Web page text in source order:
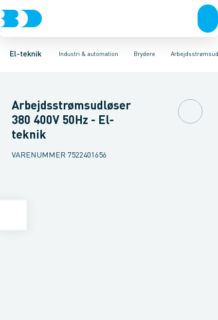
El-teknik Industri & automation
Afbrydere, stikkontakter & lampeudtagForgreningsmateriel
Brydere
Industristiksystemer Frekvensomformere og softstartere
Motorbetjening for effektafbryder Ombygningssæt til
Arbejdsstrømsudløser
380 400V 50Hz - El-
teknik
VARENUMMER 7522401656